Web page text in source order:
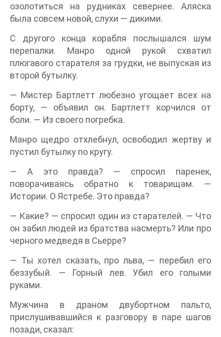
озолотиться на рудниках севернее. Аляска
была совсем новой, слухи — дикими.
С другого конца корабля послышался шум
перепалки. Манро одной рукой схватил
плюгавого старателя за грудки, не выпуская из
второй бутылку.
— Мистер Бартлетт любезно угощает всех на
борту, — объявил он. Бартлетт корчился от
боли. — Из своего погребка.
Манро щедро отхлебнул, освободил жертву и
пустил бутылку по кругу.
— А это правда? — спросил паренек,
поворачиваясь обратно к товарищам. —
Истории. О Ястребе. Это правда?
— Какие? — спросил один из старателей. — Что
он забил людей из братства насмерть? Или про
черного медведя в Сьерре?
— Ты хотел сказать, про льва, — перебил его
беззубый. — Горный лев. Убил его голыми
руками.
Мужчина в драном двубортном пальто,
прислушивавшийся к разговору в паре шагов
позади, сказал: